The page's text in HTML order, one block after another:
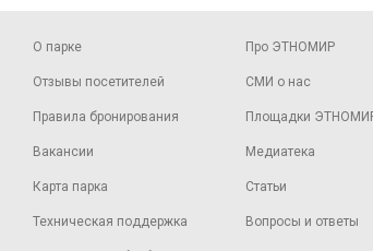
О парке
Отзывы посетителей
Правила бронирования
Вакансии
Карта парка
Техническая поддержка
Про ЭТНОМИР
СМИ о нас
Площадки
Медиатека
Статьи
Вопросы и ответы